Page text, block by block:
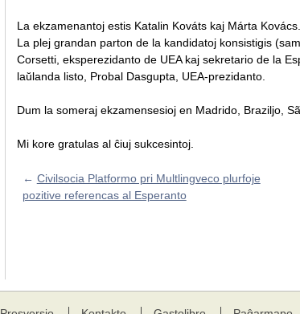
La ekzamenantoj estis Katalin Kováts kaj Márta Kovács.
La plej grandan parton de la kandidatoj konsistigis
Corsetti, eksperezidanto de UEA kaj sekretario de la
laŭlanda listo, Probal Dasgupta, UEA-prezidanto.
Dum la someraj ekzamensesioj en Madrido, Braziljo,
Mi kore gratulas al ĉiuj sukcesintoj.
← Civilsocia Platformo pri Multlingveco plurfoje
pozitive referencas al Esperanto